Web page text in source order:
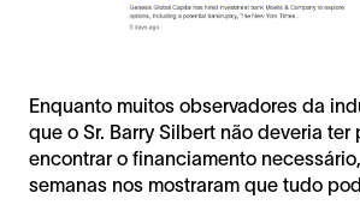
Enquanto muitos observadores da
que o Sr. Barry Silbert não deveria ter
encontrar o financiamento
semanas nos mostraram que tudo